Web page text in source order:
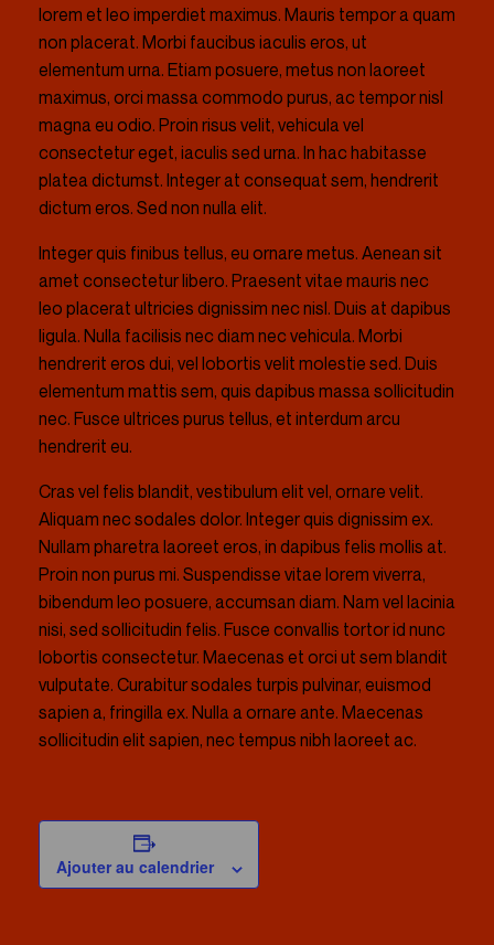
lorem et leo imperdiet maximus. Mauris tempor a quam
non placerat. Morbi faucibus iaculis eros, ut
elementum urna. Etiam posuere, metus non laoreet
maximus, orci massa commodo purus, ac tempor nisl
magna eu odio. Proin risus velit, vehicula vel
consectetur eget, iaculis sed urna. In hac habitasse
platea dictumst. Integer at consequat sem, hendrerit
dictum eros. Sed non nulla elit.
Integer quis finibus tellus, eu ornare metus. Aenean sit
amet consectetur libero. Praesent vitae mauris nec
leo placerat ultricies dignissim nec nisl. Duis at dapibus
ligula. Nulla facilisis nec diam nec vehicula. Morbi
hendrerit eros dui, vel lobortis velit molestie sed. Duis
elementum mattis sem, quis dapibus massa sollicitudin
nec. Fusce ultrices purus tellus, et interdum arcu
hendrerit eu.
Cras vel felis blandit, vestibulum elit vel, ornare velit.
Aliquam nec sodales dolor. Integer quis dignissim ex.
Nullam pharetra laoreet eros, in dapibus felis mollis at.
Proin non purus mi. Suspendisse vitae lorem viverra,
bibendum leo posuere, accumsan diam. Nam vel lacinia
nisi, sed sollicitudin felis. Fusce convallis tortor id nunc
lobortis consectetur. Maecenas et orci ut sem blandit
vulputate. Curabitur sodales turpis pulvinar, euismod
sapien a, fringilla ex. Nulla a ornare ante. Maecenas
sollicitudin elit sapien, nec tempus nibh laoreet ac.
Ajouter au calendrier